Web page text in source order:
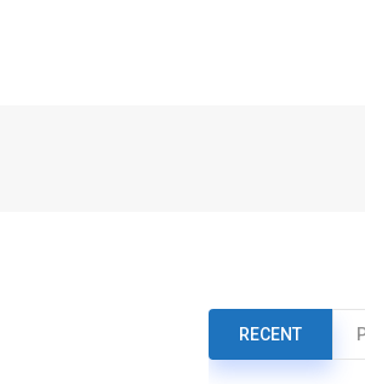
RECENT